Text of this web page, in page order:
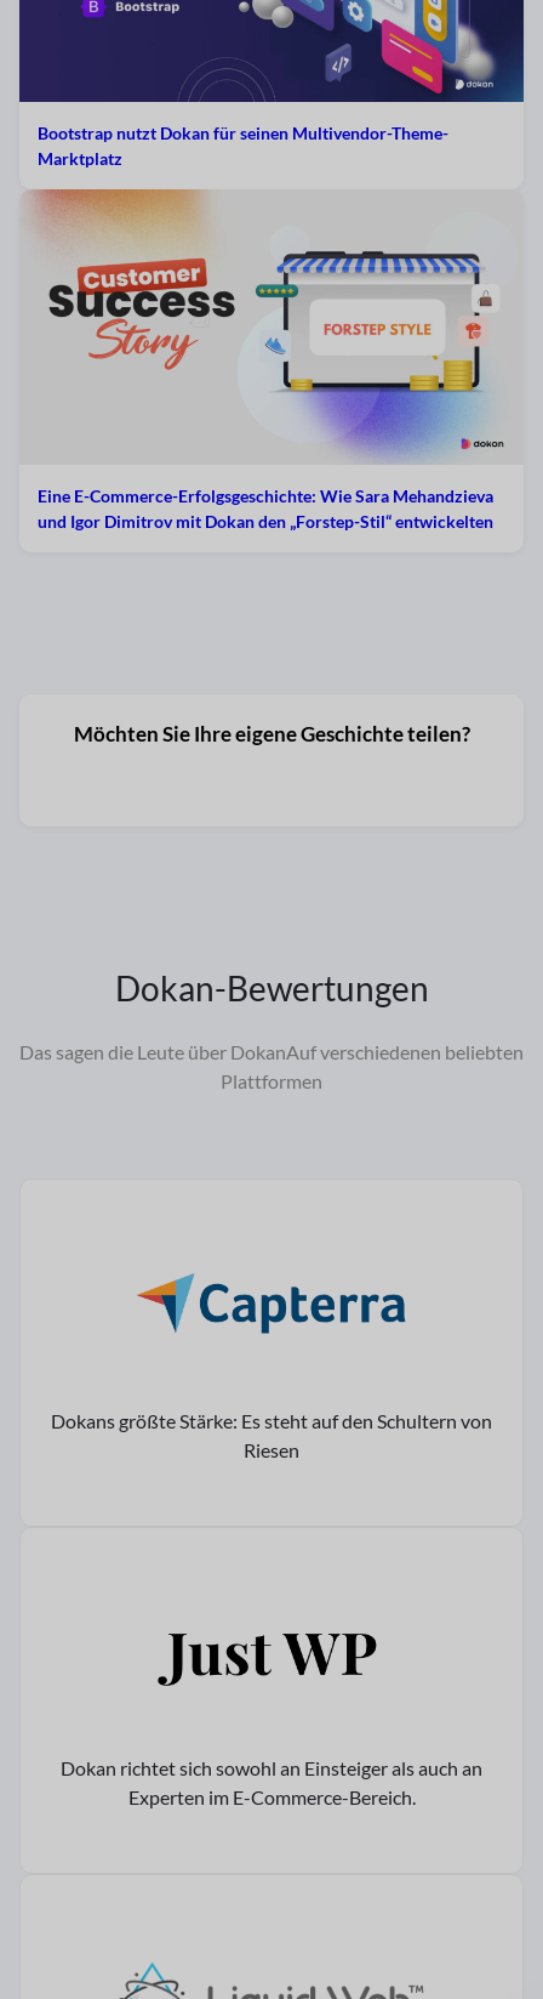
Bootstrap nutzt Dokan für seinen Multivendor-Theme-
Marktplatz
Eine E-Commerce-Erfolgsgeschichte: Wie Sara Mehandzieva
und Igor Dimitrov mit Dokan den „Forstep-Stil“ entwickelten
Möchten Sie Ihre eigene Geschichte teilen?
Dokan-Bewertungen
Das sagen die Leute über DokanAuf verschiedenen beliebten
Plattformen
Dokans größte Stärke: Es steht auf den Schultern von
Riesen
Dokan richtet sich sowohl an Einsteiger als auch an
Experten im E-Commerce-Bereich.